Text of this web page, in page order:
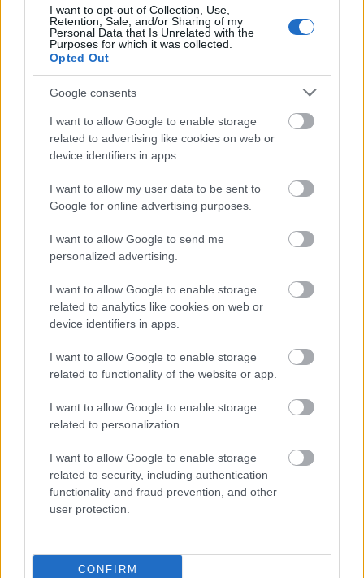
I want to opt-out of Collection, Use,
Retention, Sale, and/or Sharing of my
Personal Data that Is Unrelated with the
Purposes for which it was collected.
Opted Out
Google consents
I want to allow Google to enable storage
related to advertising like cookies on web or
device identifiers in apps.
I want to allow my user data to be sent to
Google for online advertising purposes.
I want to allow Google to send me
personalized advertising.
I want to allow Google to enable storage
related to analytics like cookies on web or
device identifiers in apps.
I want to allow Google to enable storage
related to functionality of the website or app.
I want to allow Google to enable storage
related to personalization.
I want to allow Google to enable storage
related to security, including authentication
functionality and fraud prevention, and other
user protection.
CONFIRM
σοκάκια, μπαρόκ κτίρια, πλατείες, κατάφυτοι κήποι και
πολλά cafes, μικρομάγαζα και εστιατόρια δίπλα στο
ποτάμι, συνθέτουν το σκηνικό στην πιο γοητευτική
συνοικία της Πράγας.
Επισκεφθείτε το γραφικό νησάκι Kampa
απέναντι από
την όχθη της Mala Strana. Έχει ένα πάρκο με υπέροχη
θέα στην Παλιά Πόλη, ενώ στο κανάλι του νησιού έχουν
διατηρηθεί δύο νερόμυλοι.
Αποδράστε στο λόφο τουVysehrad, στα νότια της
πόλης, όπου βρίσκεται το δεύτερο κάστρο της Πράγας.
Έχει ήσυχα καταπράσινα παρκάκια και προσφέρει
Περιηγηθείτε στο Josefov, την παλιά